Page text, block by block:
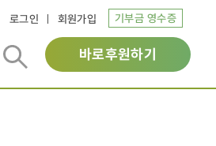
로그인 회원가입 기부금 영수증
바로후원하기